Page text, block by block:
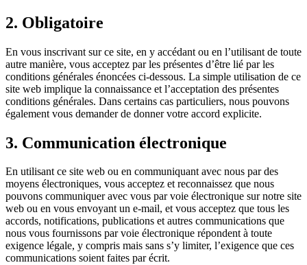
2. Obligatoire
En vous inscrivant sur ce site, en y accédant ou en l’utilisant de toute
autre manière, vous acceptez par les présentes d’être lié par les
conditions générales énoncées ci-dessous. La simple utilisation de ce
site web implique la connaissance et l’acceptation des présentes
conditions générales. Dans certains cas particuliers, nous pouvons
également vous demander de donner votre accord explicite.
3. Communication électronique
En utilisant ce site web ou en communiquant avec nous par des
moyens électroniques, vous acceptez et reconnaissez que nous
pouvons communiquer avec vous par voie électronique sur notre site
web ou en vous envoyant un e-mail, et vous acceptez que tous les
accords, notifications, publications et autres communications que
nous vous fournissons par voie électronique répondent à toute
exigence légale, y compris mais sans s’y limiter, l’exigence que ces
communications soient faites par écrit.